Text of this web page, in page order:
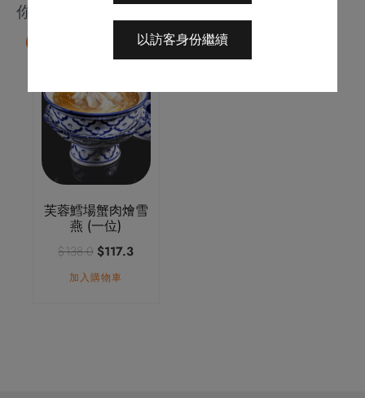
你可能會喜歡
芙蓉鱈場蟹肉燴雪
燕 (一位)
$138.0 原
始
$117.3目
加入購物車
以訪客身份繼續